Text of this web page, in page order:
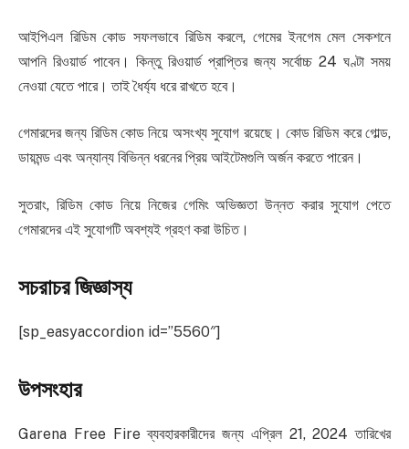
আইপিএল রিডিম কোড সফলভাবে রিডিম করলে, গেমের ইনগেম মেল সেকশনে
আপনি রিওয়ার্ড পাবেন। কিন্তু রিওয়ার্ড প্রাপ্তির জন্য সর্বোচ্চ 24 ঘণ্টা সময়
নেওয়া যেতে পারে। তাই ধৈর্য্য ধরে রাখতে হবে।
গেমারদের জন্য রিডিম কোড নিয়ে অসংখ্য সুযোগ রয়েছে। কোড রিডিম করে গোল্ড,
ডায়মন্ড এবং অন্যান্য বিভিন্ন ধরনের প্রিয় আইটেমগুলি অর্জন করতে পারেন।
সুতরাং, রিডিম কোড নিয়ে নিজের গেমিং অভিজ্ঞতা উন্নত করার সুযোগ পেতে
গেমারদের এই সুযোগটি অবশ্যই গ্রহণ করা উচিত।
সচরাচর জিজ্ঞাস্য
[sp_easyaccordion id=”5560″]
উপসংহার
Garena Free Fire ব্যবহারকারীদের জন্য এপ্রিল 21, 2024 তারিখের